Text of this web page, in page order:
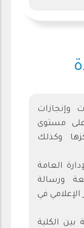
وإنجازات
على مستوى
وكذلك
العامة
ورسالة
في
بين الكلية